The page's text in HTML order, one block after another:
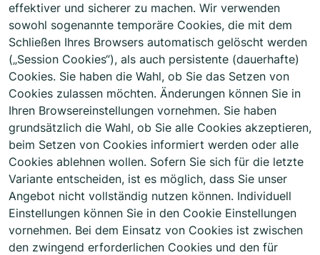
effektiver und sicherer zu machen. Wir verwenden
sowohl sogenannte temporäre Cookies, die mit dem
Schließen Ihres Browsers automatisch gelöscht werden
(„Session Cookies“), als auch persistente (dauerhafte)
Cookies. Sie haben die Wahl, ob Sie das Setzen von
Cookies zulassen möchten. Änderungen können Sie in
Ihren Browsereinstellungen vornehmen. Sie haben
grundsätzlich die Wahl, ob Sie alle Cookies akzeptieren,
beim Setzen von Cookies informiert werden oder alle
Cookies ablehnen wollen. Sofern Sie sich für die letzte
Variante entscheiden, ist es möglich, dass Sie unser
Angebot nicht vollständig nutzen können. Individuell
Einstellungen können Sie in den Cookie Einstellungen
vornehmen. Bei dem Einsatz von Cookies ist zwischen
den zwingend erforderlichen Cookies und den für